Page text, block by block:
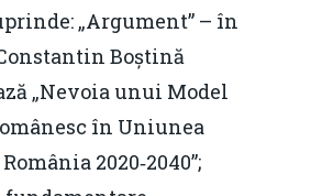
„Argument” – în
Boștină
„Nevoia unui Model
în Uniunea
2020‐2040”;
Modelul economic
România – orizont
resurselor naturale
predictibilitate,
Video
Marea Neagră în Noua
Politici Europene în
EM360 Talk
Contact
Burse pentru